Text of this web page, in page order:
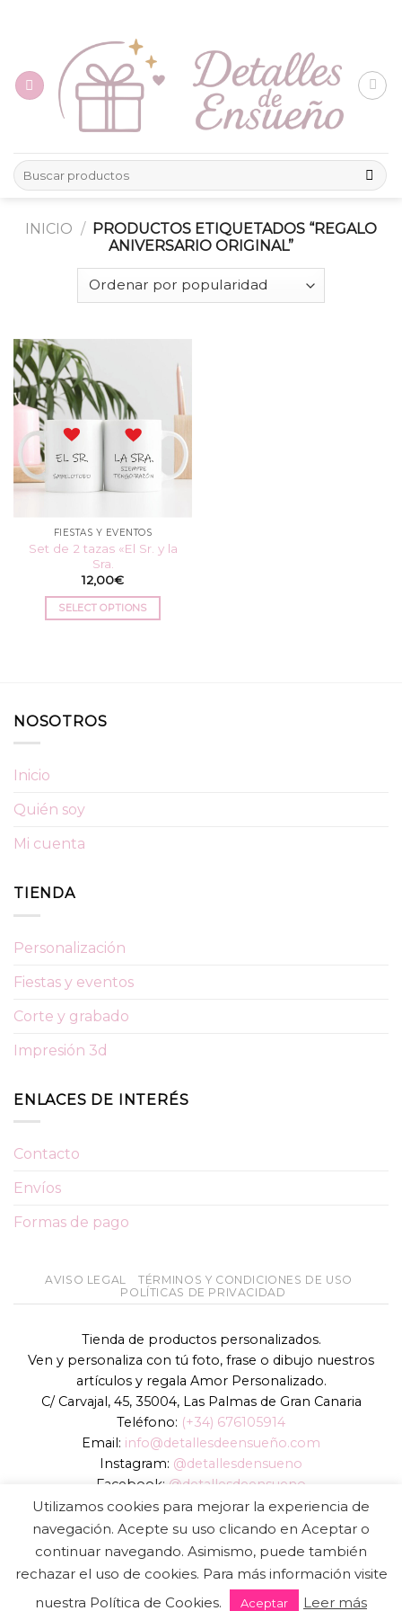
Buscar
por:
INICIO / PRODUCTOS ETIQUETADOS “REGALO
ANIVERSARIO ORIGINAL”
FIESTAS Y EVENTOS
Set de 2 tazas «El Sr. y la
Sra.
12,00€
SELECT OPTIONS
NOSOTROS
Inicio
Quién soy
Mi cuenta
TIENDA
Personalización
Fiestas y eventos
Corte y grabado
Impresión 3d
ENLACES DE INTERÉS
Contacto
Envíos
Formas de pago
AVISO LEGAL
TÉRMINOS Y CONDICIONES DE USO
POLÍTICAS DE PRIVACIDAD
Tienda de productos personalizados.
Ven y personaliza con tú foto, frase o dibujo nuestros
artículos y regala Amor Personalizado.
C/ Carvajal, 45, 35004, Las Palmas de Gran Canaria
Teléfono: (+34) 676105914
Email: info@detallesdeensueño.com
Instagram: @detallesdensueno
Facebook: @detallesdeensueno
TikTok: @detallesdensueno
Página web:www.detallesdeensueño.com
Copyright 2026 © DIGALOWEB.COM
Utilizamos cookies para mejorar la experiencia de
navegación. Acepte su uso clicando en Aceptar o
continuar navegando. Asimismo, puede también
rechazar el uso de cookies. Para más información visite
nuestra Política de Cookies.
Aceptar Leer más